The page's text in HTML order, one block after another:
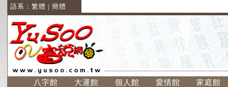
語系： 繁體 | 簡體
八字館 大運館 個人館 愛情館 家庭館